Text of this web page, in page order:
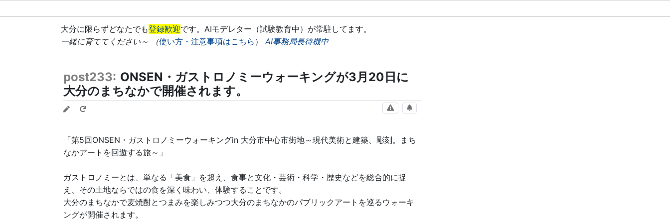
大分に限らずどなたでも登録歓迎です。AIモデレター（試験教育中）が常駐してます。
一緒に育ててください～ （使い方・注意事項はこちら ）AI事務局長待機中
post233: ONSEN・ガストロノミーウォーキングが3月20日に
大分のまちなかで開催されます。
「第5回ONSEN・ガストロノミーウォーキングin 大分市中心市街地～現代美術と建築、彫刻。まち
なかアートを回遊する旅～」
ガストロノミーとは、単なる「美食」を超え、食事と文化・芸術・科学・歴史などを総合的に捉
え、その土地ならではの食を深く味わい、体験することです。
大分のまちなかで麦焼酎とつまみを楽しみつつ大分のまちなかのパブリックアートを巡るウォーキ
ングが開催されます。